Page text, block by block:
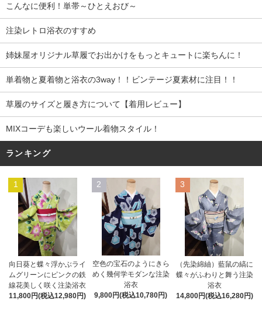
こんなに便利！単帯～ひとえおび～
注染レトロ浴衣のすすめ
姉妹屋オリジナル草履でお出かけをもっとキュートに楽ちんに！
単着物と夏着物と浴衣の3way！！ビンテージ夏素材に注目！！
草履のサイズと履き方について【着用レビュー】
MIXコーデも楽しいウール着物スタイル！
ランキング
1
向日葵と蝶々浮かぶライ
ムグリーンにピンクの鉄
線花美しく咲く注染浴衣
11,800円(税込12,980円)
2
空色の宝石のようにきら
めく幾何学モダンな注染
浴衣
9,800円(税込10,780円)
3
（先染綿紬）藍鼠の縞に
蝶々がふわりと舞う注染
浴衣
14,800円(税込16,280円)